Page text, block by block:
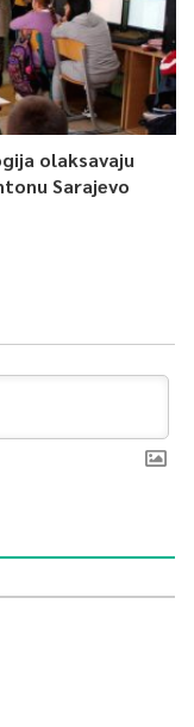
olaksavaju
Sarajevo